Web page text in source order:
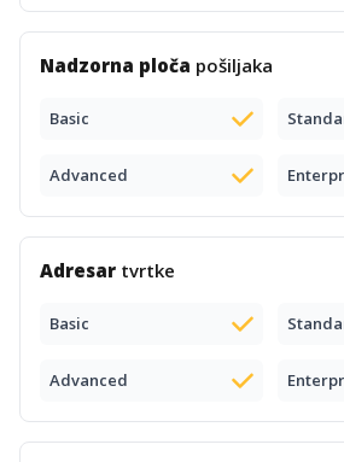
Nadzorna ploča pošiljaka
Basic
Advanced
Adresar tvrtke
Basic
Advanced